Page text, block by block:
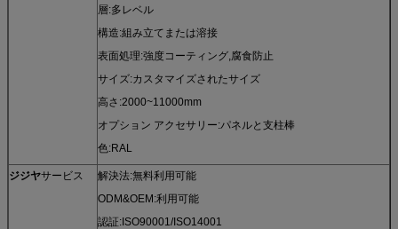
層:多レベル
構造:組み立てまたは溶接
表面処理:強度コーティング,腐食防止
サイズ:カスタマイズされたサイズ
高さ:2000~11000mm
オプション アクセサリー:パネルと支柱棒
色:RAL
ジジヤサービス
解決法:無料利用可能
ODM&OEM:利用可能
認証:ISO90001/ISO14001